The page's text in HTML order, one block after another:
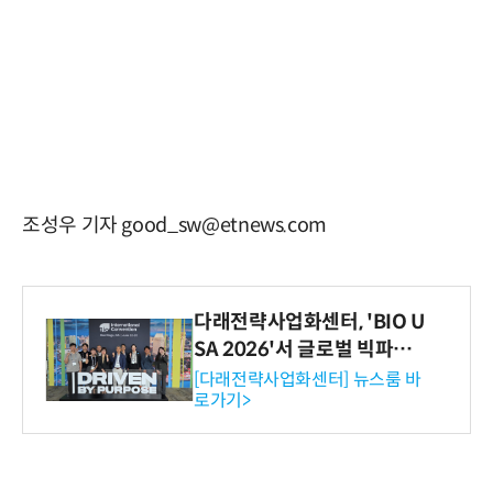
조성우 기자 good_sw@etnews.com
다래전략사업화센터, 'BIO U
SA 2026'서 글로벌 빅파마
와의 비즈니스 미팅 지원…K
-바이오 해외 진출 교두보 확
보
[다래전략사업화센터] 뉴스룸 바
로가기>